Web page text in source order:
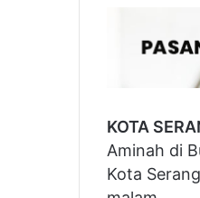
KOTA
Aminah di
Kota